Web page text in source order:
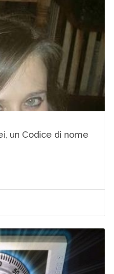
un Codice di nome